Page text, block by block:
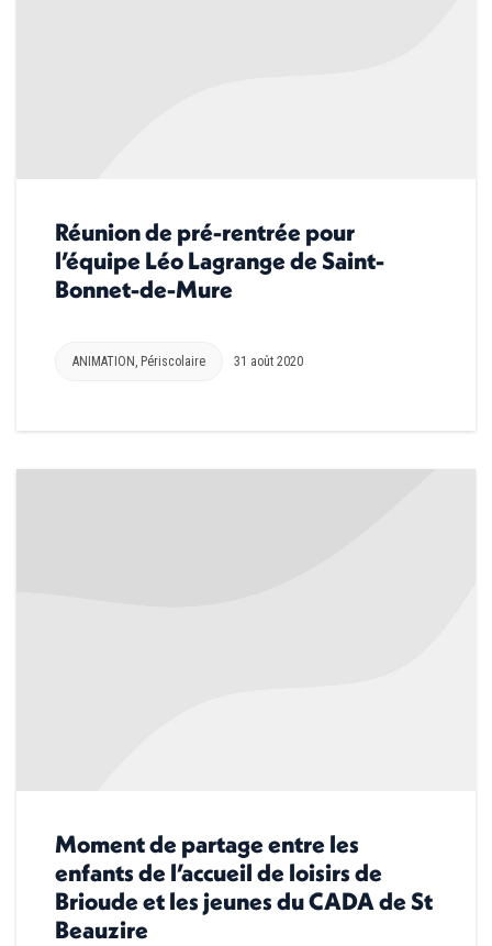
Réunion de pré-rentrée pour
l’équipe Léo Lagrange de Saint-
Bonnet-de-Mure
ANIMATION , Périscolaire 31 août 2020
Moment de partage entre les
enfants de l’accueil de loisirs de
Brioude et les jeunes du CADA de St
Beauzire